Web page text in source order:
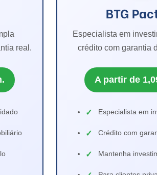
real.
BTG
Especialista em
crédito com garantia
A partir de
Especialista em
Crédito com
Mantenha